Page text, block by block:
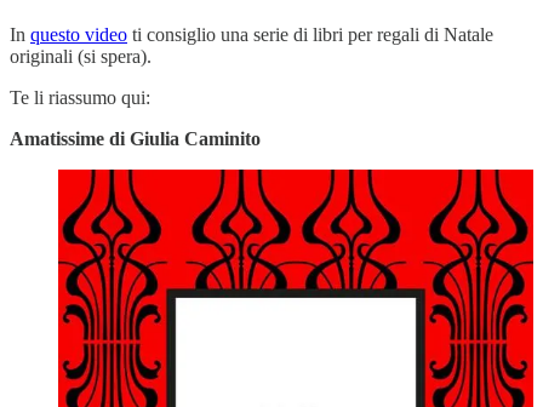
In questo video ti consiglio una serie di libri per regali di Natale
originali (si spera).
Te li riassumo qui:
Amatissime di Giulia Caminito